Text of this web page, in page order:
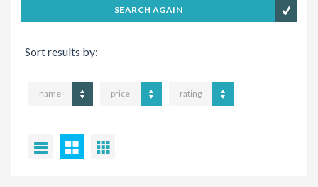
SEARCH AGAIN
Sort results by:
name price rating